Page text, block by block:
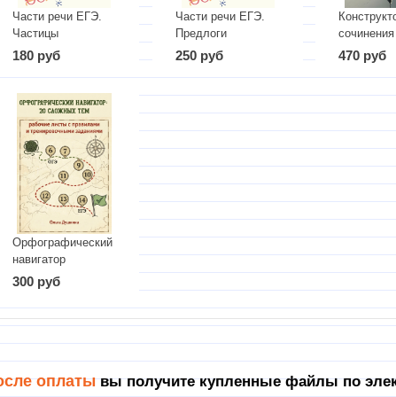
Части речи ЕГЭ.
Частицы
180 руб
Части речи ЕГЭ.
Предлоги
250 руб
связью
примерами
470 руб
Орфографический
навигатор
300 руб
оплатывы получите купленные файлы по